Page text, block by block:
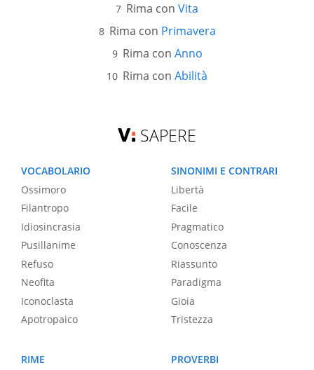
Rima con Vita
Rima con Primavera
Rima con Anno
Rima con Abilità
SAPERE
VOCABOLARIO
Ossimoro
Filantropo
Idiosincrasia
Pusillanime
Refuso
Neofita
Iconoclasta
Apotropaico
SINONIMI E CONTRARI
Libertà
Facile
Pragmatico
Conoscenza
Riassunto
Paradigma
Gioia
Tristezza
RIME
PROVERBI